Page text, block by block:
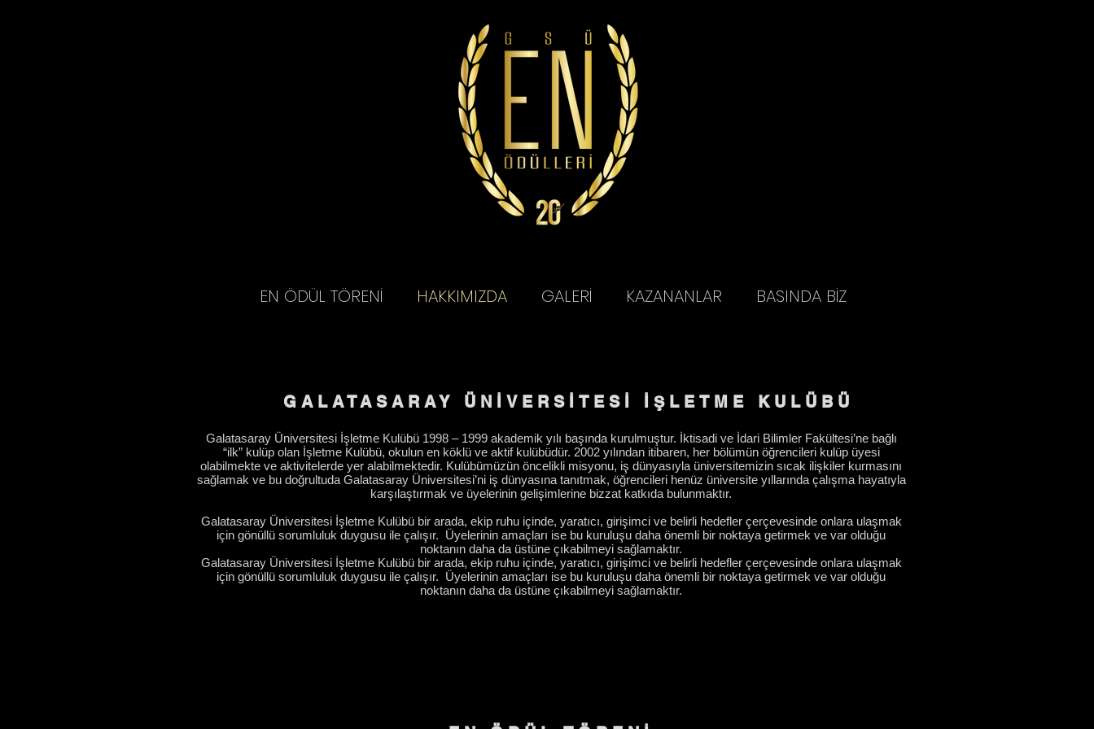
EN ÖDÜL TÖRENİ HAKKIMIZDA GALERİ KAZANANLAR BASINDA BİZ
GALATASARAY ÜNİVERSİTESİ İŞLETME KULÜBÜ
Galatasaray Üniversitesi İşletme Kulübü 1998 – 1999 akademik yılı başında kurulmuştur. İktisadi ve İdari Bilimler Fakültesi’ne bağlı
“ilk” kulüp olan İşletme Kulübü, okulun en köklü ve aktif kulübüdür. 2002 yılından itibaren, her bölümün öğrencileri kulüp üyesi
olabilmekte ve aktivitelerde yer alabilmektedir. Kulübümüzün öncelikli misyonu, iş dünyasıyla üniversitemizin sıcak ilişkiler kurmasını
sağlamak ve bu doğrultuda Galatasaray Üniversitesi’ni iş dünyasına tanıtmak, öğrencileri henüz üniversite yıllarında çalışma hayatıyla
karşılaştırmak ve üyelerinin gelişimlerine bizzat katkıda bulunmaktır.
Galatasaray Üniversitesi İşletme Kulübü bir arada, ekip ruhu içinde, yaratıcı, girişimci ve belirli hedefler çerçevesinde onlara ulaşmak
için gönüllü sorumluluk duygusu ile çalışır. Üyelerinin amaçları ise bu kuruluşu daha önemli bir noktaya getirmek ve var olduğu
noktanın daha da üstüne çıkabilmeyi sağlamaktır.
Galatasaray Üniversitesi İşletme Kulübü bir arada, ekip ruhu içinde, yaratıcı, girişimci ve belirli hedefler çerçevesinde onlara ulaşmak
için gönüllü sorumluluk duygusu ile çalışır. Üyelerinin amaçları ise bu kuruluşu daha önemli bir noktaya getirmek ve var olduğu
noktanın daha da üstüne çıkabilmeyi sağlamaktır.